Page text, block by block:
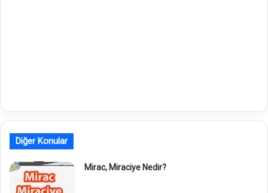
Diğer Konular
Mirac, Miraciye Nedir?